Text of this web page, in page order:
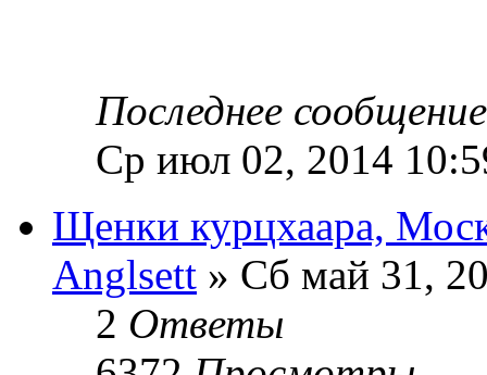
Последнее
Ср июл 02, 2014
Щенки курцхаара,
Anglsett » Сб май 31,
2 Ответы